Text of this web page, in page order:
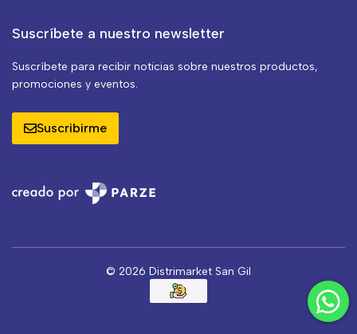
Suscríbete a nuestro newsletter
Suscríbete para recibir noticias sobre nuestros productos,
promociones y eventos.
Suscribirme
© 2026 Distrimarket San Gil